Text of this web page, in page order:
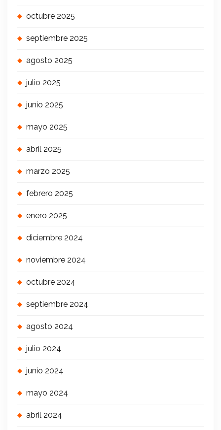
octubre 2025
septiembre 2025
agosto 2025
julio 2025
junio 2025
mayo 2025
abril 2025
marzo 2025
febrero 2025
enero 2025
diciembre 2024
noviembre 2024
octubre 2024
septiembre 2024
agosto 2024
julio 2024
junio 2024
mayo 2024
abril 2024